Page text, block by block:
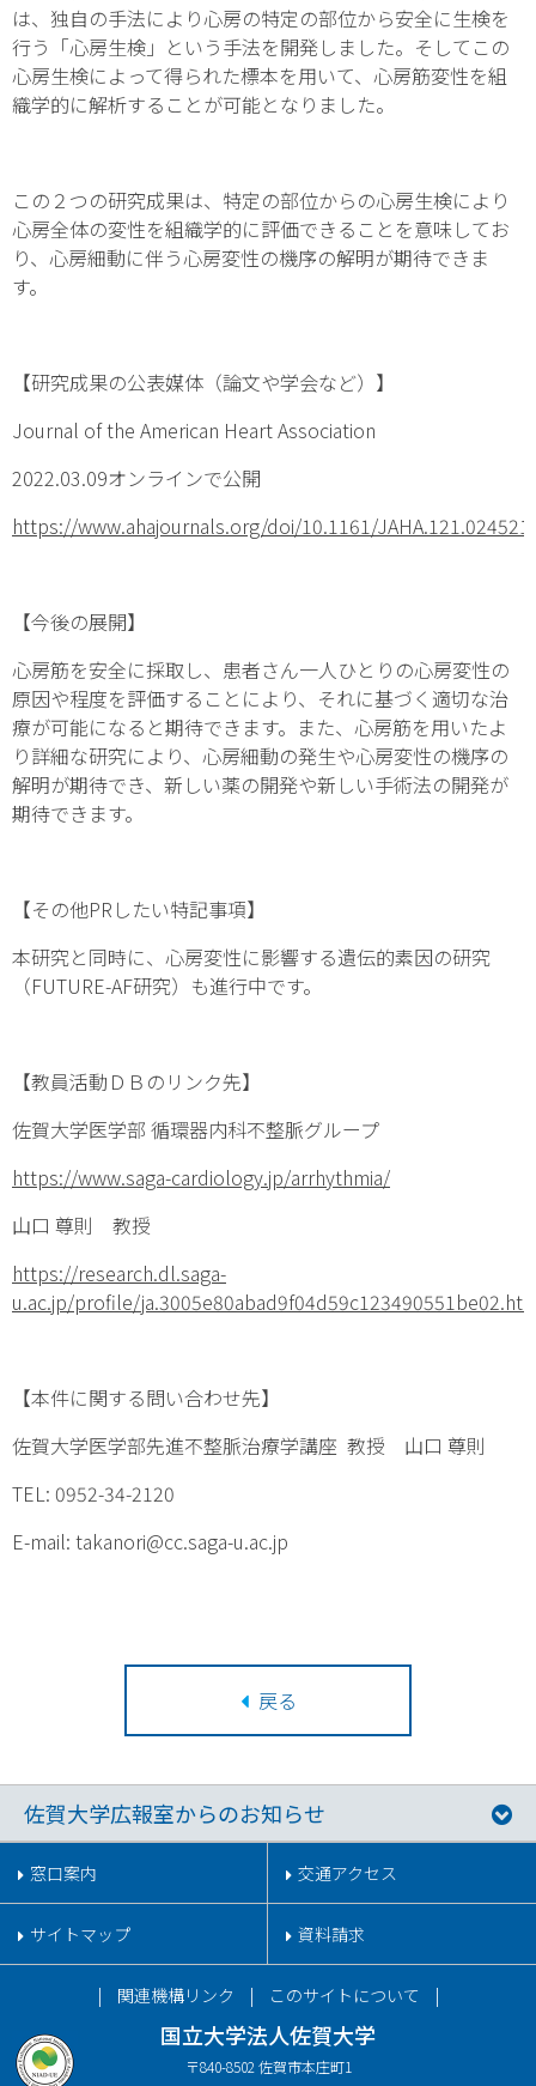
は、独自の手法により心房の特定の部位から安全に生検を
行う「心房生検」という手法を開発しました。そしてこの
心房生検によって得られた標本を用いて、心房筋変性を組
織学的に解析することが可能となりました。
この２つの研究成果は、特定の部位からの心房生検により
心房全体の変性を組織学的に評価できることを意味してお
り、心房細動に伴う心房変性の機序の解明が期待できま
す。
【研究成果の公表媒体（論文や学会など）】
Journal of the American Heart Association
2022.03.09オンラインで公開
https://www.ahajournals.org/doi/10.1161/JAHA.121.024521
【今後の展開】
心房筋を安全に採取し、患者さん一人ひとりの心房変性の
原因や程度を評価することにより、それに基づく適切な治
療が可能になると期待できます。また、心房筋を用いたよ
り詳細な研究により、心房細動の発生や心房変性の機序の
解明が期待でき、新しい薬の開発や新しい手術法の開発が
期待できます。
【その他PRしたい特記事項】
本研究と同時に、心房変性に影響する遺伝的素因の研究
（FUTURE-AF研究）も進行中です。
【教員活動ＤＢのリンク先】
佐賀大学医学部 循環器内科不整脈グループ
https://www.saga-cardiology.jp/arrhythmia/
山口 尊則 教授
https://research.dl.saga-
u.ac.jp/profile/
【本件に関する問い合わせ先】
佐賀大学医学部先進不整脈治療学講座 教授 山口 尊則
TEL: 0952-34-2120
E-mail: takanori@cc.saga-u.ac.jp
戻る
佐賀大学広報室からのお知らせ
窓口案内 交通アクセス
サイトマップ 資料請求
国立大学法人佐賀大学
〒840-8502 佐賀市本庄町1
関連機構リンク このサイトについて